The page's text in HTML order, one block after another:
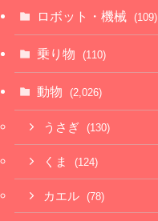
ロボット・機械 (109)
乗り物 (110)
動物 (2,026)
うさぎ (130)
くま (124)
カエル (78)